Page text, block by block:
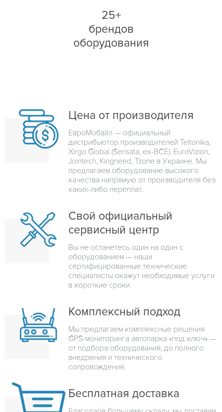
25+
брендов
оборудования
Цена от производителя
ЕвроМобайл — официальный
дистрибьютор производителей Teltonika,
Xirgo Global (Sensata, ex-BCE), EuroVizion,
Jointech, Kingneed, Tzone в Украине. Мы
предлагаем оборудование высокого
качества напрямую от производителя без
каких-либо переплат.
Свой официальный
сервисный центр
Вы не останетесь один на один с
оборудованием — наши
сертифицированные технические
специалисты окажут необходимые услуги
в короткие сроки.
Комплексный подход
Мы предлагаем комплексные решения
GPS-мониторинга автопарка «под ключ» —
от подбора оборудования, до полного
внедрения и технического
сопровождения.
Бесплатная доставка